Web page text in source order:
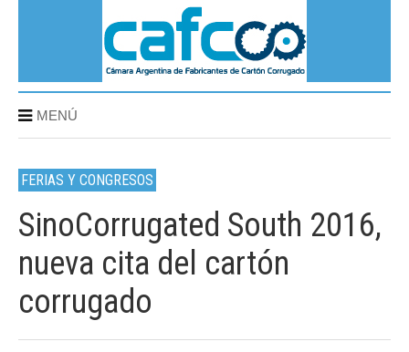
MENÚ
FERIAS Y CONGRESOS
SinoCorrugated South 2016,
nueva cita del cartón
corrugado